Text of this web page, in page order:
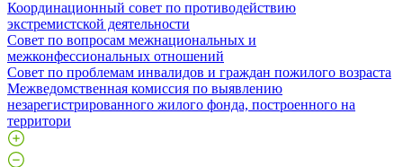
Координационный совет по противодействию
экстремистской деятельности
Совет по вопросам межнациональных и
межконфессиональных отношений
Совет по проблемам инвалидов и граждан пожилого возраста
Межведомственная комиссия по выявлению
незарегистрированного жилого фонда, построенного на
территори